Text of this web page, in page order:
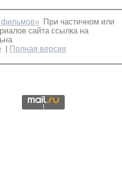
фильмов» При частичном или
сайта ссылка на
Полная версия